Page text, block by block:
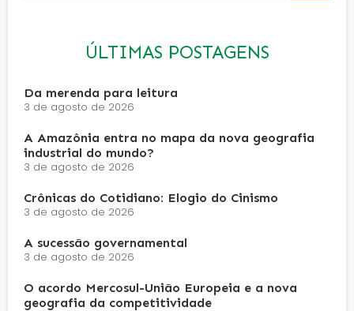
ÚLTIMAS POSTAGENS
Da merenda para leitura
3 de agosto de 2026
A Amazônia entra no mapa da nova geografia
industrial do mundo?
3 de agosto de 2026
Crônicas do Cotidiano: Elogio do Cinismo
3 de agosto de 2026
A sucessão governamental
3 de agosto de 2026
O acordo Mercosul-União Europeia e a nova
geografia da competitividade